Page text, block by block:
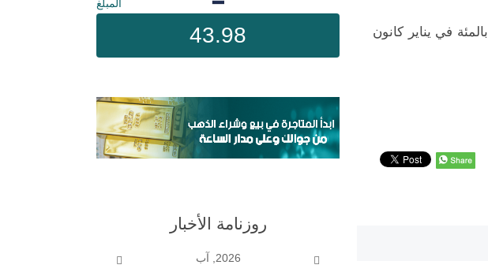
وكشفت بيانات يوم الجمعة أن التضخم الأساسي في العاصمة اليابانية تباطأ إلى 1.6 بالمئة في يناير كانون
المبلغ
43.98
روزنامة الأخبار
2026, آب